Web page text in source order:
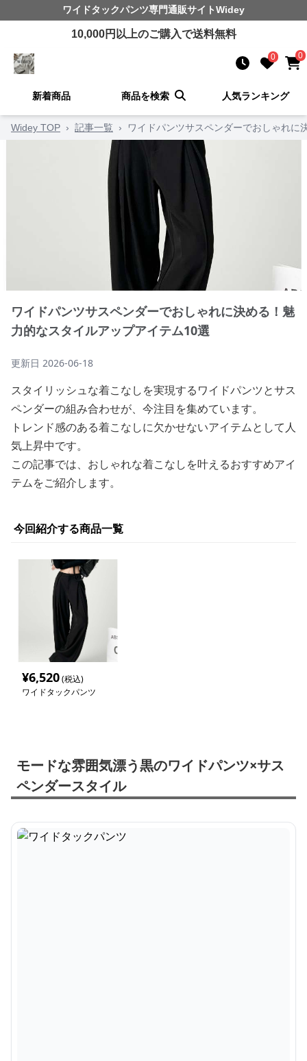
ワイドタックパンツ専門通販サイトWidey
10,000円以上のご購入で送料無料
0 0
新着商品 商品を検索 人気ランキング
Widey TOP › 記事一覧 › ワイドパンツサスペンダーでおしゃれに
ワイドパンツサスペンダーでおしゃれに決める！魅
力的なスタイルアップアイテム10選
更新日 2026-06-18
スタイリッシュな着こなしを実現するワイドパンツとサス
ペンダーの組み合わせが、今注目を集めています。
トレンド感のある着こなしに欠かせないアイテムとして人
気上昇中です。
この記事では、おしゃれな着こなしを叶えるおすすめアイ
テムをご紹介します。
今回紹介する商品一覧
¥6,520(税込)
ワイドタックパンツ
モードな雰囲気漂う黒のワイドパンツ×サス
ペンダースタイル